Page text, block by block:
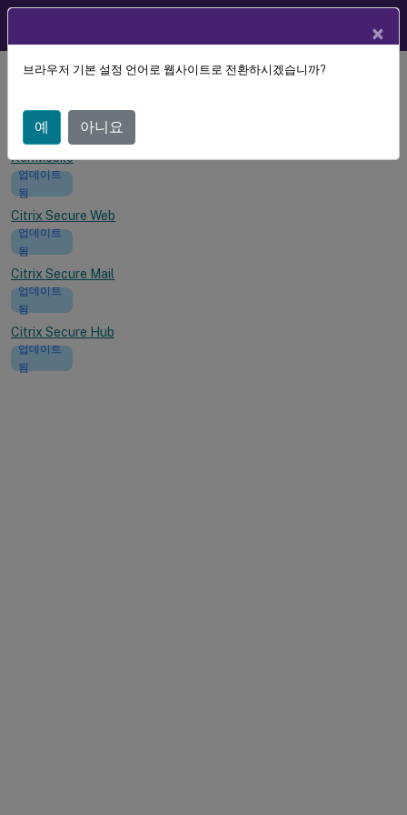
Citrix Product Docs| 새로운 소식
새로운 소식
업데이트
됨
XenMobile
업데이트
됨
Citrix Secure Web
업데이트
됨
Citrix Secure Mail
업데이트
됨
Citrix Secure Hub
×
브라우저 기본 설정 언어로 웹사이트로 전환하시겠습니까?
예 아니요